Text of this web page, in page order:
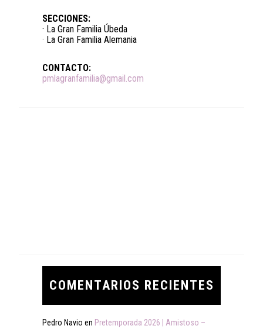
SECCIONES:
· La Gran Familia Úbeda
· La Gran Familia Alemania
CONTACTO:
pmlagranfamilia@gmail.com
COMENTARIOS RECIENTES
Pedro Navio en Pretemporada 2026 | Amistoso –